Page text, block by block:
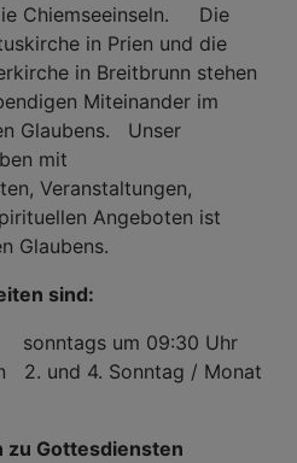
Chiemseeinseln. Die
in Prien und die
in Breitbrunn stehen
Miteinander im
Glaubens. Unser
mit
Veranstaltungen,
Angeboten ist
Glaubens.
sind:
um 09:30 Uhr
2. und 4. Sonntag / Monat
zu Gottesdiensten